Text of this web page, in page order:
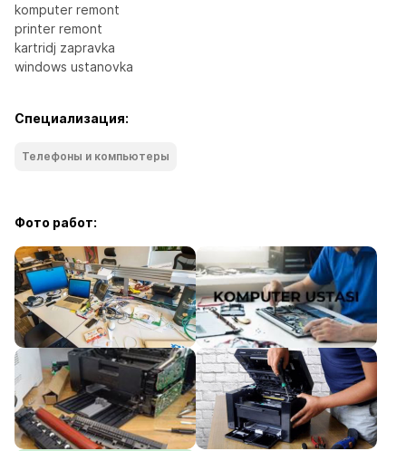
komputer remont
printer remont
kartridj zapravka
windows ustanovka
Специализация:
Телефоны и компьютеры
Фото работ: